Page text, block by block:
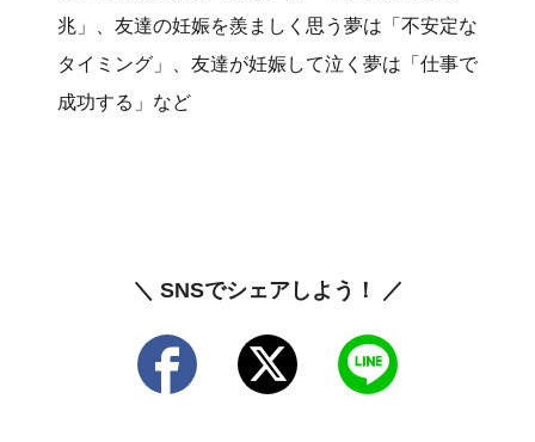
兆」、友達の妊娠を羨ましく思う夢は「不安定な
タイミング」、友達が妊娠して泣く夢は「仕事で
成功する」など
＼ SNSでシェアしよう！ ／